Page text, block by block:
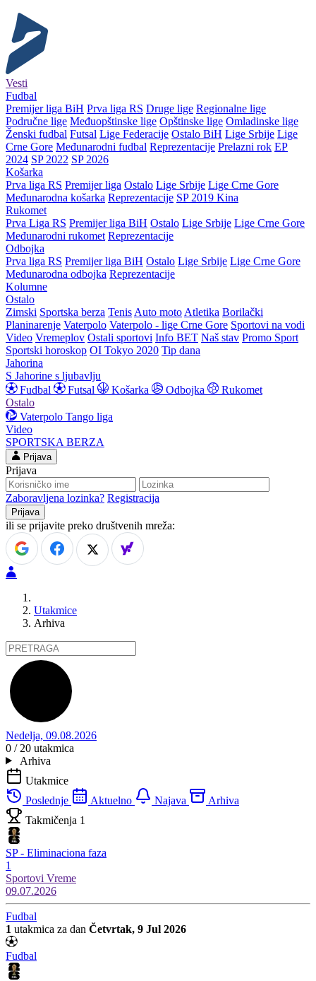
Vesti
Fudbal
Premijer liga BiH Prva liga RS Druge lige Regionalne lige
Područne lige Međuopštinske lige Opštinske lige Omladinske lige
Ženski fudbal Futsal Lige Federacije Ostalo BiH Lige Srbije Lige
Crne Gore Međunarodni fudbal Reprezentacije Prelazni rok EP
2024 SP 2022 SP 2026
Košarka
Prva liga RS Premijer liga Ostalo Lige Srbije Lige Crne Gore
Međunarodna košarka Reprezentacije SP 2019 Kina
Rukomet
Prva Liga RS Premijer liga BiH Ostalo Lige Srbije Lige Crne Gore
Međunarodni rukomet Reprezentacije
Odbojka
Prva liga RS Premijer liga BiH Ostalo Lige Srbije Lige Crne Gore
Međunarodna odbojka Reprezentacije
Kolumne
Ostalo
Zimski Sportska berza Tenis Auto moto Atletika Borilački
Planinarenje Vaterpolo Vaterpolo - lige Crne Gore Sportovi na vodi
Video Vremeplov Ostali sportovi Info BET Naš stav Promo Sport
Sportski horoskop OI Tokyo 2020 Tip dana
Jahorina
S Jahorine s ljubavlju
Fudbal
Futsal Košarka Odbojka
Rukomet
Ostalo
Vaterpolo Tango liga
Video
SPORTSKA BERZA
Prijava
Prijava
Zaboravljena lozinka? Registracija
ili se prijavite preko društvenih mreža:
Utakmice
Arhiva
Nedelja, 09.08.2026
0 / 20 utakmica
Arhiva
Utakmice
Poslednje
Aktuelno Najava
Arhiva
Takmičenja 1
SP - Eliminaciona faza
1
Sportovi Vreme
09.07.2026
Fudbal
1 utakmica za dan Četvrtak, 9 Jul 2026
Fudbal